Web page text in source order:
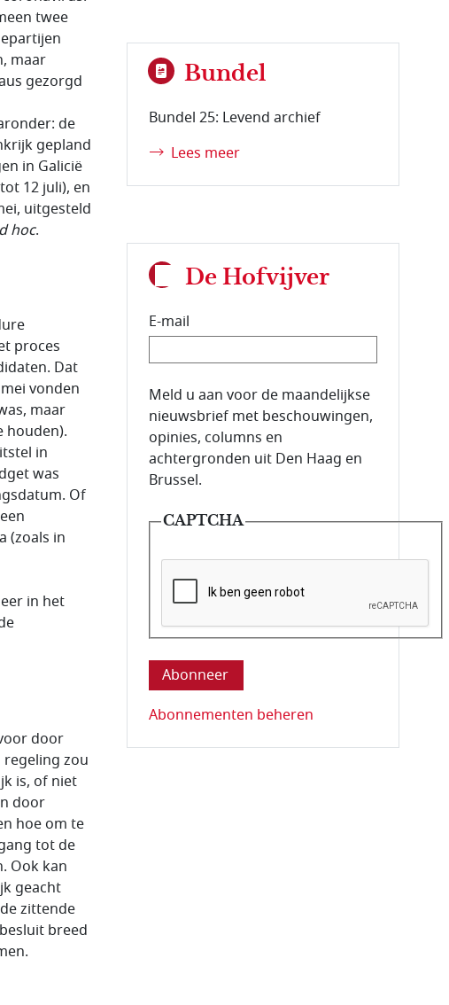
twee
maar
gezorgd
de
gepland
in Galicië
12 juli), en
uitgesteld
hoc.
proces
Dat
vonden
maar
houden).
in
was
Of
(zoals in
in het
door
regeling zou
is, of niet
door
hoe om te
tot de
Ook kan
geacht
zittende
breed
Bundel
Bundel 25: Levend archief
Lees meer
De Hofvijver
E-mail
E-mailadres van de abonnee.
Meld u aan voor de maandelijkse
nieuwsbrief met beschouwingen,
opinies, columns en
achtergronden uit Den Haag en
Brussel.
CAPTCHA
Deze vraag is om te controleren dat u
Abonnementen beheren